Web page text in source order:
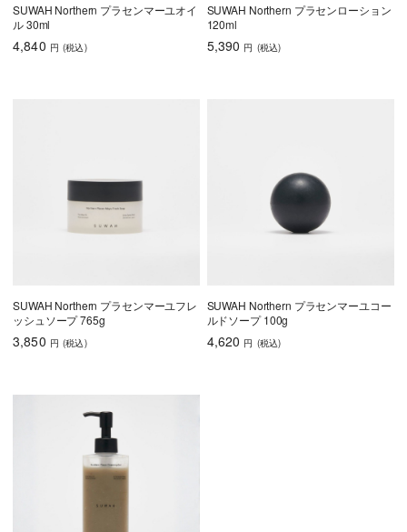
SUWAH Northern プラセンマーユオイ
ル 30ml
4,840 円 (税込)
SUWAH Northern プラセンローション
120ml
5,390 円 (税込)
SUWAH Northern プラセンマーユフレ
ッシュソープ 765g
3,850 円 (税込)
SUWAH Northern プラセンマーユコー
ルドソープ 100g
4,620 円 (税込)